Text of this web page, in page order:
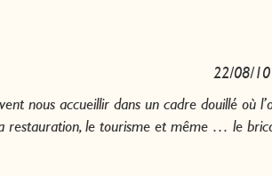
22/08/10
nous accueillir dans un cadre douillé où
restauration, le tourisme et même … le